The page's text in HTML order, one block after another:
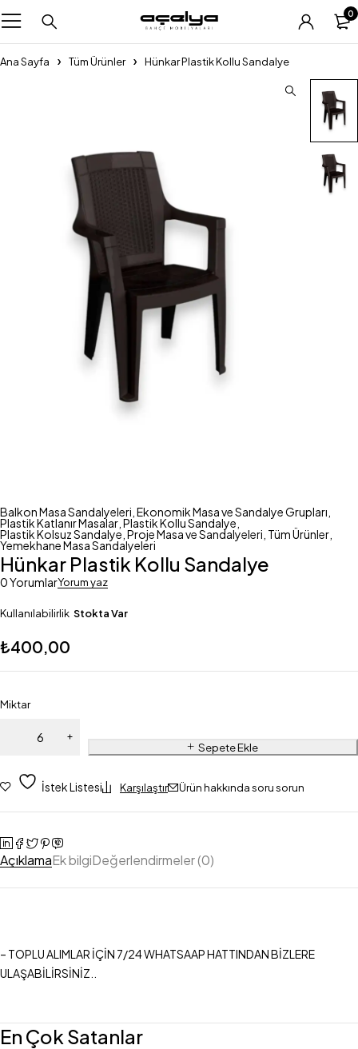
0
Ana Sayfa Tüm Ürünler Hünkar Plastik Kollu Sandalye
Balkon Masa Sandalyeleri Ekonomik Masa ve Sandalye Grupları
Plastik Katlanır Masalar Plastik Kollu Sandalye
Plastik Kolsuz Sandalye Proje Masa ve Sandalyeleri Tüm Ürünler
Yemekhane Masa Sandalyeleri
Hünkar Plastik Kollu Sandalye
0 YorumlarYorum yaz
Kullanılabilirlik Stokta Var
₺400,00
Miktar
Sepete Ekle
İstek Listesi Karşılaştır Ürün hakkında soru sorun
AçıklamaEk bilgiDeğerlendirmeler (0)
– TOPLU ALIMLAR İÇİN 7/24 WHATSAAP HATTINDAN BİZLERE
ULAŞABİLİRSİNİZ..
En Çok Satanlar